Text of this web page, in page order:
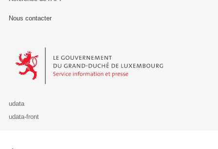
Nous contacter
Le Gouvernement du Grand-Duché de Luxembourg - Service
udata
udata-front